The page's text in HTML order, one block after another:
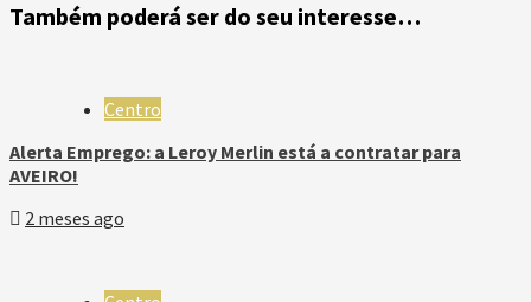
Também poderá ser do seu interesse…
Centro
Alerta Emprego: a Leroy Merlin está a contratar para
AVEIRO!
2 meses ago